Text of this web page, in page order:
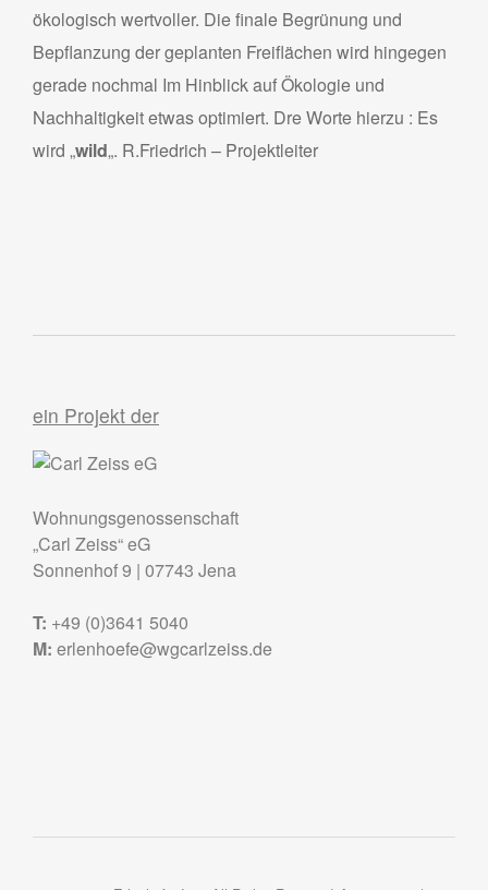
ökologisch wertvoller. Die finale Begrünung und
Bepflanzung der geplanten Freiflächen wird hingegen
gerade nochmal Im Hinblick auf Ökologie und
Nachhaltigkeit etwas optimiert. Dre Worte hierzu : Es
wird „wild„. R.Friedrich – Projektleiter
ein Projekt der
Wohnungsgenossenschaft
„Carl Zeiss“ eG
Sonnenhof 9 | 07743 Jena
T: +49 (0)3641 5040
M: erlenhoefe@wgcarlzeiss.de